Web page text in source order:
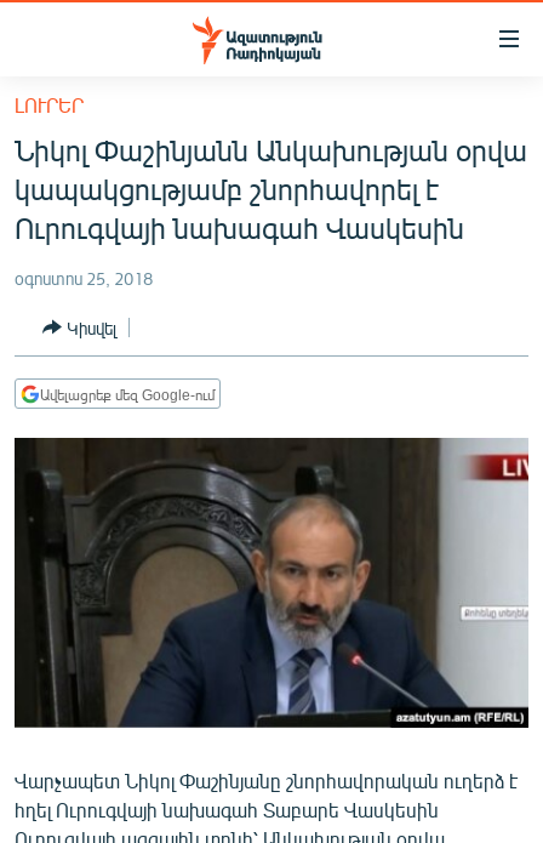
Մատչելիության
հիմնական
բովանդակությանը
Անցնել
հիմնական
մենյուին
ՀԱՅԱՍՏԱՆ
ՔԱՂԱՔԱԿԱՆ
ՀԱՍԱՐԱԿՈՒԹՅՈՒՆ
ՏՆՏԵՍՈՒԹՅՈՒՆ
ՂԱՐԱԲԱՂ
ՊԱՏԵՐԱԶՄԻ 6 ՇԱԲԱԹՆԵՐԸ
ՏԱՐԱԾԱՇՐՋԱՆ
ՄԻՋԱԶԳԱՅԻՆ
ՄՇԱԿՈՒՅԹ
ՍՊՈՐՏ
ՄԵԿՆԱԲԱՆՈՒԹՅՈՒՆ
ԿՈՐՈՆԱՎԻՐՈՒՍ
ԱՐԽԻՎ
ԼՈՒՐԵՐ
Նիկոլ Փաշինյանն Անկախության օրվա
կապակցությամբ շնորհավորել է
Ուրուգվայի նախագահ Վասկեսին
օգոստոս 25, 2018
Կիսվել
Ավելացրեք մեզ Google-ում
Վարչապետ Նիկոլ Փաշինյանը շնորհավորական ուղերձ է
հղել Ուրուգվայի նախագահ Տաբարե Վասկեսին
Ուրուգվայի ազգային տոնի՝ Անկախության օրվա